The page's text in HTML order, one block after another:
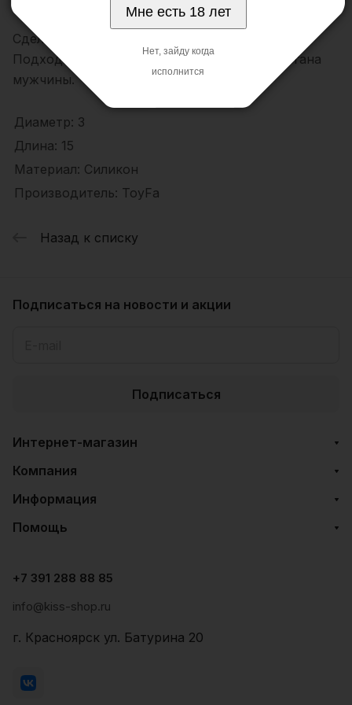
Сделана из очень эластичного силикона.
Подходит для любого размера полового органа
мужчины.
Диаметр: 3
Длина: 15
Материал: Силикон
Производитель: ToyFa
Назад к списку
Подписаться на новости и акции
Подписаться
Интернет-магазин
Компания
Информация
Помощь
+7 391 288 88 85
info@kiss-shop.ru
г. Красноярск ул. Батурина 20
Мне есть 18 лет
Нет, зайду когда
исполнится